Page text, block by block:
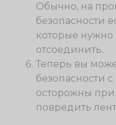
Обычно, на
безопасности
которые нужно
отсоединить.
Теперь вы
безопасности
осторожны при
повредить